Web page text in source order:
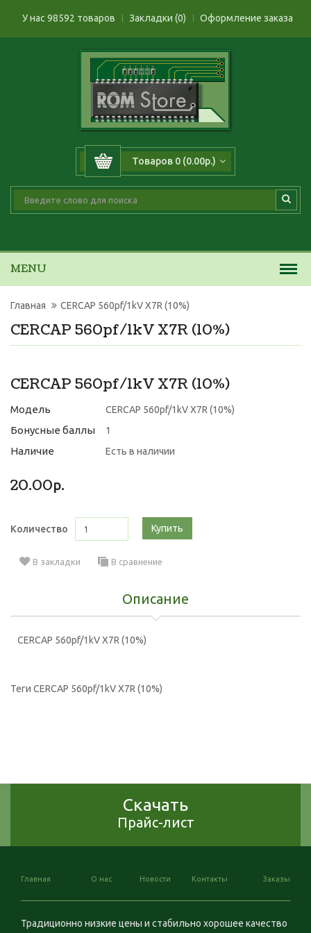
У нас 98592 товаров Закладки (0) Оформление заказа
Товаров 0 (0.00р.)
MENU
CERCAP 560pf/1kV X7R (10%)
Главная CERCAP 560pf/1kV X7R (10%)
CERCAP 560pf/1kV X7R (10%)
Модель CERCAP 560pf/1kV X7R (10%)
Бонусные баллы 1
Наличие Есть в наличии
20.00р.
Количество Купить
В закладки В сравнение
Описание
CERCAP 560pf/1kV X7R (10%)
Теги CERCAP 560pf/1kV X7R (10%)
Скачать
Прайс-лист
Главная О нас Новости Контакты Заказы
Традиционно низкие цены и стабильно хорошее качество